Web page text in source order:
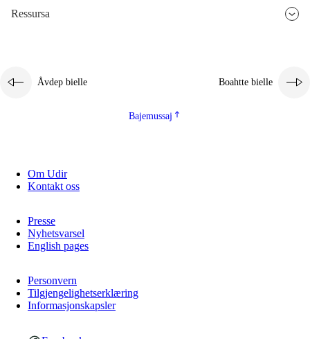
Ressursa
Åvdep bielle Boahtte bielle
Bajemussaj
Om Udir
Kontakt oss
Presse
Nyhetsvarsel
English pages
Personvern
Tilgjengelighetserklæring
Informasjonskapsler